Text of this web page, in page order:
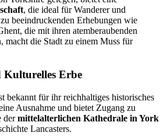
, die ideal für Wanderer und
beeindruckenden Erhebungen wie
die mit ihren atemberaubenden
macht die Stadt zu einem Muss für
Kulturelles Erbe
bekannt für ihr reichhaltiges historisches
Ausnahme und bietet Zugang zu
dermittelalterlichen Kathedrale in York
Lancasters.